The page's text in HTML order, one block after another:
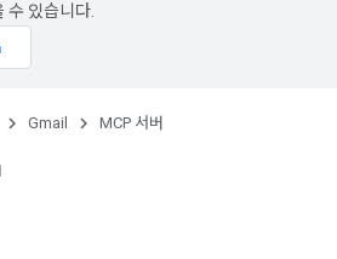
수 있습니다.
Gmail MCP 서버